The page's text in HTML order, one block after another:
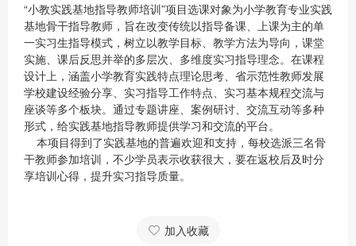
“小教实践基地指导教师培训”项目选课对象为小学教育专业实践
基地骨干指导教师，旨在改变传统以指导备课、上课为主的单
一实习生指导模式，树立以教学目标、教学方法为导向，课堂
实施、课后反思并举的多层次、多维度实习指导理念。在课程
设计上，涵盖小学教育实践特点理论思考、省示范性教师发展
学校建设经验分享、实习指导工作特点、实习基本规程交流与
座谈等多个板块。通过专题讲座、案例研讨、交流互动等多种
形式，给实践基地指导教师提供学习和交流的平台。
本项目得到了实践基地的普遍欢迎和支持，每校选派三名骨
干教师参加培训，不少学员表示收获很大，要在返校后及时分
享培训心得，提升实习指导质量。
加入收藏